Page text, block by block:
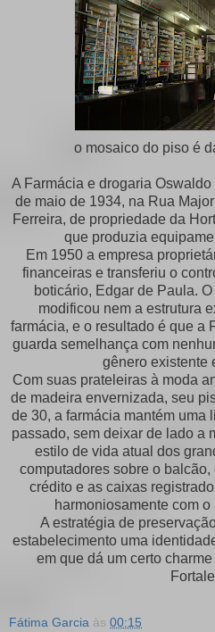
o mosaico do piso é
A Farmácia e drogaria
de maio de 1934, na Rua
Ferreira, de propriedade da
que produzia
Em 1950 a empresa
financeiras e transferiu o
boticário, Edgar de Paula.
modificou nem a estrutura
farmácia, e o resultado é que a
guarda semelhança com
gênero existente
Com suas prateleiras à moda
de madeira envernizada, seu
de 30, a farmácia mantém uma
passado, sem deixar de lado a
estilo de vida atual dos
computadores sobre o
crédito e as caixas
harmoniosamente com
A estratégia de
estabelecimento uma
em que dá um certo
Fátima Garcia às 00:15